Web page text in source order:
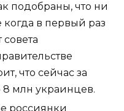
подобраны, что ни
когда в первый раз
совета
что сейчас за
8 млн украинцев.
россиянки